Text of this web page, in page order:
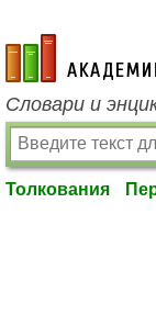
academic.ru
Словари и
Толкования